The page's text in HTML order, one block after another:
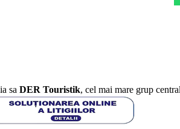
sa DER Touristik, cel mai mare grup